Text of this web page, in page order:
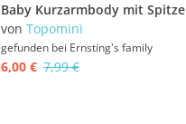
Baby Kurzarmbody mit Spitze
von Topomini
gefunden bei Ernsting's family
6,00 € 7,99 €